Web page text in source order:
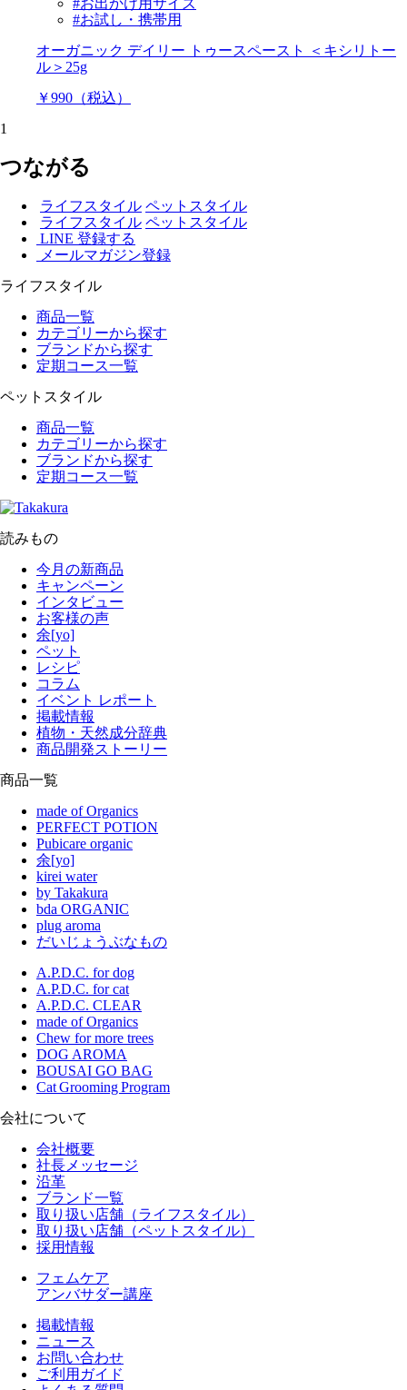
#お試し・携帯用
オーガニック デイリー トゥースペースト ＜キシリトー
ル＞25g
￥990（税込）
1
つながる
ライフスタイル ペットスタイル
ライフスタイル ペットスタイル
LINE 登録する
メールマガジン登録
ライフスタイル
商品一覧
カテゴリーから探す
ブランドから探す
定期コース一覧
ペットスタイル
商品一覧
カテゴリーから探す
ブランドから探す
定期コース一覧
読みもの
今月の新商品
キャンペーン
インタビュー
お客様の声
余[yo]
ペット
レシピ
コラム
イベント レポート
掲載情報
植物・天然成分辞典
商品開発ストーリー
商品一覧
made of Organics
PERFECT POTION
Pubicare organic
余[yo]
kirei water
by Takakura
bda ORGANIC
plug aroma
だいじょうぶなもの
A.P.D.C. for dog
A.P.D.C. for cat
A.P.D.C. CLEAR
made of Organics
Chew for more trees
DOG AROMA
BOUSAI GO BAG
Cat Grooming Program
会社について
会社概要
社長メッセージ
沿革
ブランド一覧
取り扱い店舗（ライフスタイル）
取り扱い店舗（ペットスタイル）
採用情報
フェムケア
アンバサダー講座
掲載情報
ニュース
お問い合わせ
ご利用ガイド